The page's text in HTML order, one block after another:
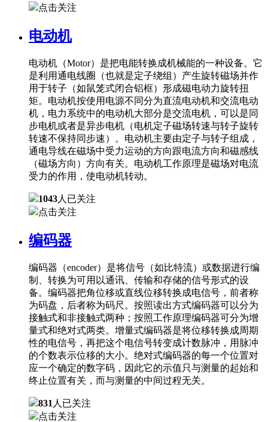
点击关注
电动机
电动机（Motor）是把电能转换成机械能的一种设备。它
是利用通电线圈（也就是定子绕组）产生旋转磁场并作
用于转子（如鼠笼式闭合铝框）形成磁电动力旋转扭
矩。电动机按使用电源不同分为直流电动机和交流电动
机，电力系统中的电动机大部分是交流电机，可以是同
步电机或者是异步电机（电机定子磁场转速与转子旋转
转速不保持同步速）。电动机主要由定子与转子组成，
通电导线在磁场中受力运动的方向跟电流方向和磁感线
（磁场方向）方向有关。电动机工作原理是磁场对电流
受力的作用，使电动机转动。
1043人已关注
点击关注
编码器
编码器（encoder）是将信号（如比特流）或数据进行编
制、转换为可用以通讯、传输和存储的信号形式的设
备。编码器把角位移或直线位移转换成电信号，前者称
为码盘，后者称为码尺。按照读出方式编码器可以分为
接触式和非接触式两种；按照工作原理编码器可分为增
量式和绝对式两类。增量式编码器是将位移转换成周期
性的电信号，再把这个电信号转变成计数脉冲，用脉冲
的个数表示位移的大小。绝对式编码器的每一个位置对
应一个确定的数字码，因此它的示值只与测量的起始和
终止位置有关，而与测量的中间过程无关。
831 人已关注
点击关注